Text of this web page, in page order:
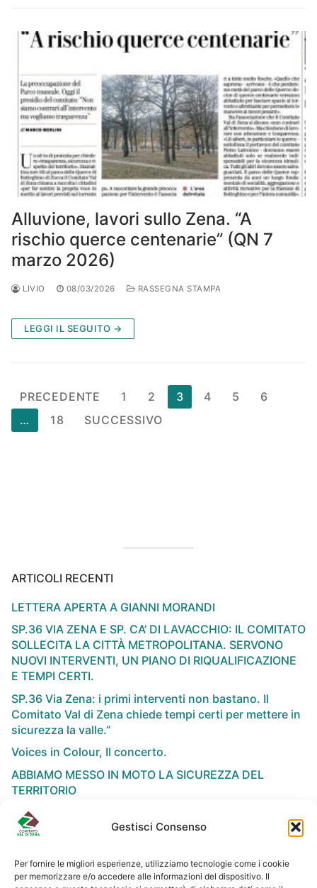
Gestisci Consenso
Per fornire le migliori esperienze, utilizziamo tecnologie come i cookie
per memorizzare e/o accedere alle informazioni del dispositivo. Il
Alluvione, lavori sullo Zena. “A
rischio querce centenarie” (QN 7
marzo 2026)
LIVIO 08/03/2026 RASSEGNA STAMPA
LEGGI IL SEGUITO →
Paginazione
degli
articoli
PRECEDENTE 1 2 3 4 5
6
…
18 SUCCESSIVO
ARTICOLI RECENTI
LETTERA APERTA A GIANNI MORANDI
SP.36 VIA ZENA E SP. CA’ DI LAVACCHIO: IL COMITATO
SOLLECITA LA CITTÀ METROPOLITANA. SERVONO
NUOVI INTERVENTI, UN PIANO DI RIQUALIFICAZIONE
E TEMPI CERTI.
SP.36 Via Zena: i primi interventi non bastano. Il
Comitato Val di Zena chiede tempi certi per mettere in
sicurezza la valle.”
Voices in Colour, Il concerto.
ABBIAMO MESSO IN MOTO LA SICUREZZA DEL
TERRITORIO
NEWSLETTER